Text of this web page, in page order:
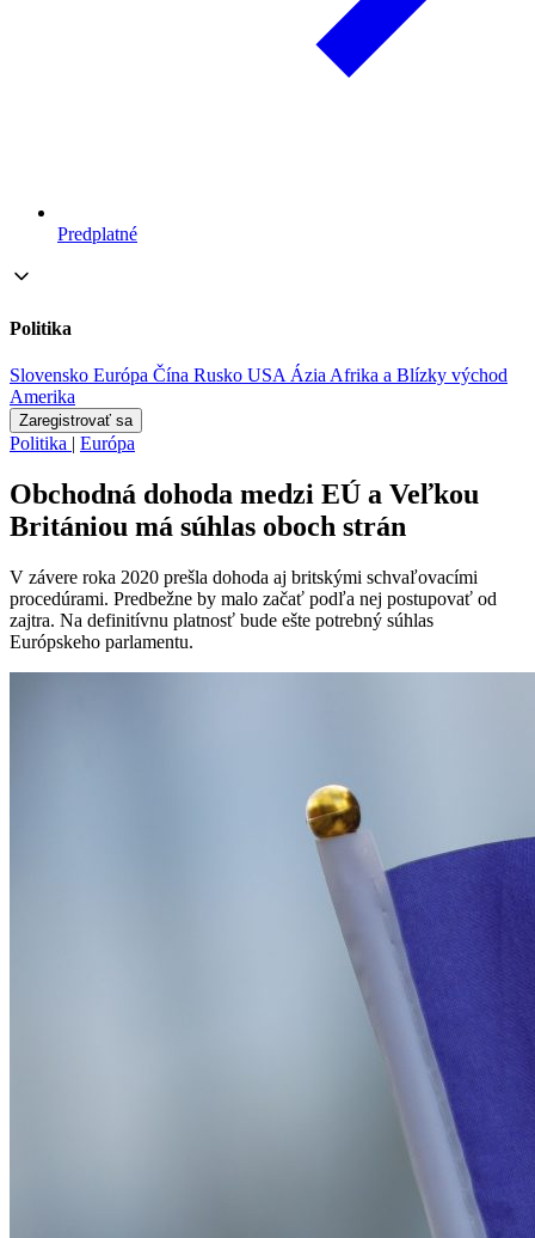
Predplatné
Politika
Slovensko Európa Čína Rusko USA ÁziaAfrika a Blízky východ
Amerika
Zaregistrovať sa
Politika | Európa
Obchodná dohoda medzi EÚ a Veľkou
Britániou má súhlas oboch strán
V závere roka 2020 prešla dohoda aj britskými schvaľovacími
procedúrami. Predbežne by malo začať podľa nej postupovať od
zajtra. Na definitívnu platnosť bude ešte potrebný súhlas
Európskeho parlamentu.